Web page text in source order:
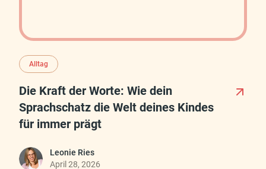
Alltag
Die Kraft der Worte: Wie dein
Sprachschatz die Welt deines Kindes
für immer prägt
Leonie Ries
April 28, 2026